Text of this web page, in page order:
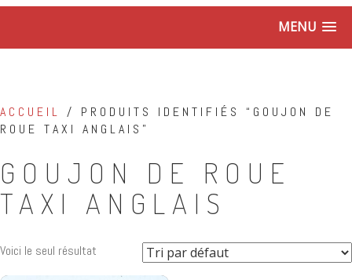
MENU
ACCUEIL / PRODUITS IDENTIFIÉS “GOUJON DE
ROUE TAXI ANGLAIS”
GOUJON DE ROUE
TAXI ANGLAIS
Voici le seul résultat